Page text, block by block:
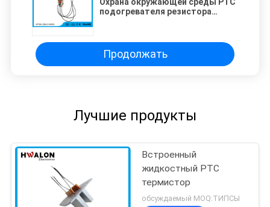
подогревателя резистора
Продолжать
Лучшие продукты
Встроенный
жидкостный PTC
термистор
обсуждаемый MOQ:ТИПСЫ